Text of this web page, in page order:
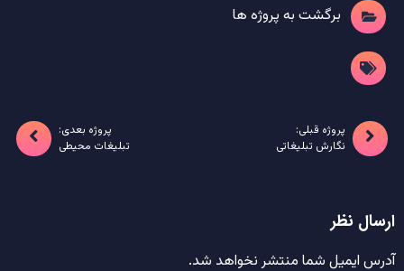
برگشت به پروژه ها
پروژه قبلی:
نگارش تبلیغاتی
پروژه بعدی:
تبلیغات محیطی
ارسال نظر
آدرس ایمیل شما منتشر نخواهد شد.